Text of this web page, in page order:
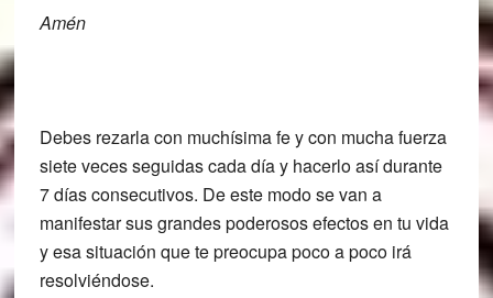
Amén
Debes rezarla con muchísima fe y con mucha fuerza
siete veces seguidas cada día y hacerlo así durante
7 díasconsecutivos. De este modo se van a
manifestar sus grandes poderosos efectos en tu vida
y esa situación que te preocupa poco a poco irá
resolviéndose.